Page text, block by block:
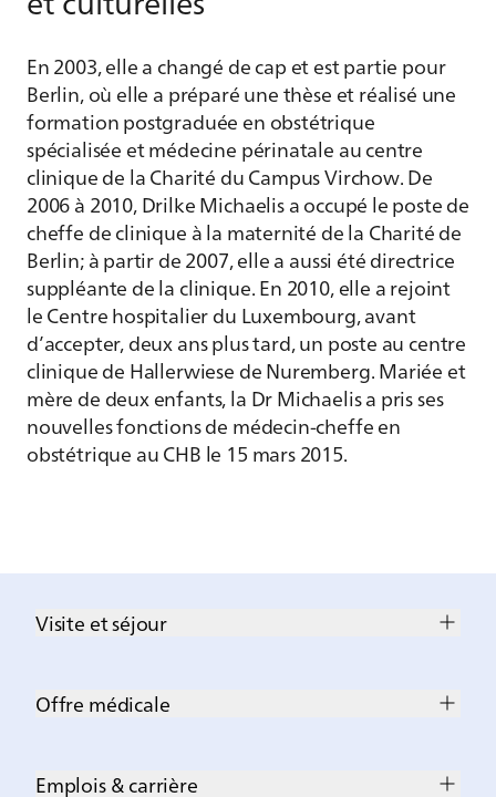
En 2003, elle a changé de cap et est partie pour
Berlin, où elle a préparé une thèse et réalisé une
formation postgraduée en obstétrique
spécialisée et médecine périnatale au centre
clinique de la Charité du Campus Virchow. De
2006 à 2010, Drilke Michaelis a occupé le poste de
cheffe de clinique à la maternité de la Charité de
Berlin; à partir de 2007, elle a aussi été directrice
suppléante de la clinique. En 2010, elle a rejoint
le Centre hospitalier du Luxembourg, avant
d’accepter, deux ans plus tard, un poste au centre
clinique de Hallerwiese de Nuremberg. Mariée et
mère de deux enfants, la Dr Michaelis a pris ses
nouvelles fonctions de médecin-cheffe en
obstétrique au CHB le 15 mars 2015.
Visite et séjour
Offre médicale
Emplois & carrière